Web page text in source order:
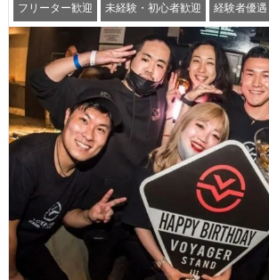
フリーター歓迎 未経験・初心者歓迎 経験者優遇
髪型・髪色自由 服装自由 ピアスOK 髭(ひげ)OK